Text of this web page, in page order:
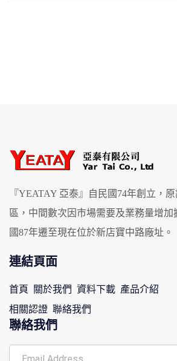
『YEATAY 亞泰』自民國74年創立，
區，中間數次因市場需要及業務量增
國87年遷至現在位於新店寶中路廠址。
連結頁面
首頁 關於我們 資料下載 產品介紹
相關認證 聯絡我們
聯絡我們